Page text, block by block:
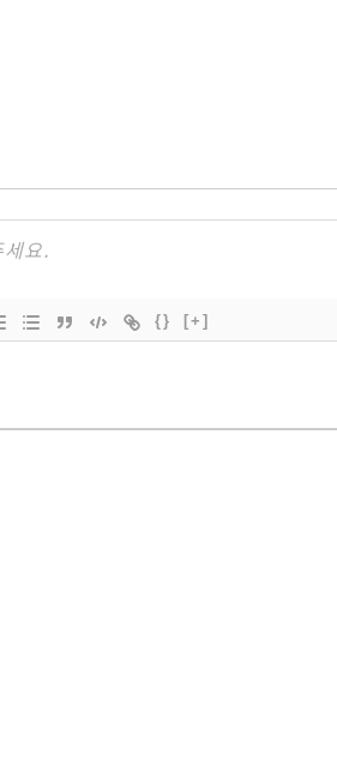
{} [+]